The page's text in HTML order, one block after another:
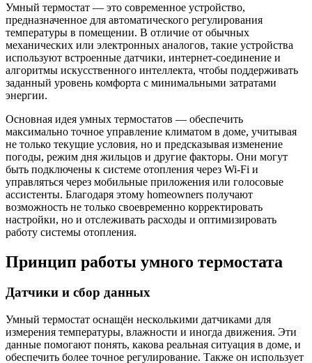
Умный термостат — это современное устройство,
предназначенное для автоматического регулирования
температуры в помещении. В отличие от обычных
механических или электронных аналогов, такие устройства
используют встроенные датчики, интернет-соединение и
алгоритмы искусственного интеллекта, чтобы поддерживать
заданный уровень комфорта с минимальными затратами
энергии.
Основная идея умных термостатов — обеспечить
максимально точное управление климатом в доме, учитывая
не только текущие условия, но и предсказывая изменение
погоды, режим дня жильцов и другие факторы. Они могут
быть подключены к системе отопления через Wi-Fi и
управляться через мобильные приложения или голосовые
ассистенты. Благодаря этому homeowners получают
возможность не только своевременно корректировать
настройки, но и отслеживать расходы и оптимизировать
работу системы отопления.
Принцип работы умного термостата
Датчики и сбор данных
Умный термостат оснащён несколькими датчиками для
измерения температуры, влажности и иногда движения. Эти
данные помогают понять, какова реальная ситуация в доме, и
обеспечить более точное регулирование. Также он использует